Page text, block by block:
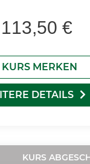
113,50 €
KURS MERKEN
DETAILS
KURS